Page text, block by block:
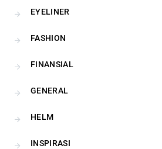
EYELINER
FASHION
FINANSIAL
GENERAL
HELM
INSPIRASI